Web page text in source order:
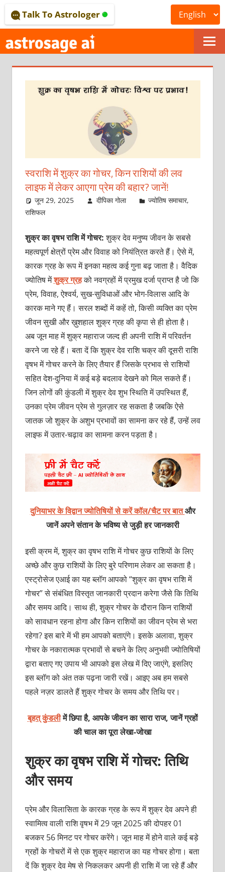
to
content
ONLINE
ASTROLOGICAL
JOURNAL
–
ASTROSAGE
MAGAZINE
Talk To Astrologer
स्वराशि में शुक्र का गोचर, किन राशियों की लव
लाइफ में लेकर आएगा प्रेम की बहार? जानें!
जून 29, 2025 दीपिका गोला ज्योतिष समाचार,
राशिफल
शुक्र का वृषभ राशि में गोचर:शुक्र देव मनुष्य जीवन के सबसे
महत्वपूर्ण क्षेत्रों प्रेम और विवाह को नियंत्रित करते हैं। ऐसे में,
कारक ग्रह के रूप में इनका महत्व कई गुना बढ़ जाता है। वैदिक
ज्योतिष मेंशुक्र ग्रहको नवग्रहों में प्रमुख दर्जा प्राप्त है जो कि
प्रेम, विवाह, ऐश्वर्य, सुख-सुविधाओं और भोग-विलास आदि के
कारक माने गए हैं। सरल शब्दों में कहें तो, किसीव्यक्ति का प्रेम
जीवन सुखी और ख़ुशहाल शुक्र ग्रह की कृपा से ही होता है।
अब जून माह में शुक्र महाराज जल्द ही अपनी राशि में परिवर्तन
करने जा रहे हैं। बता दें कि शुक्र देव राशि चक्र की दूसरी राशि
वृषभ में गोचर करने के लिए तैयार हैं जिसके प्रभाव से राशियों
सहित देश-दुनिया में कई बड़े बदलाव देखने को मिल सकते हैं।
जिन लोगों की कुंडली में शुक्र देव शुभ स्थिति में उपस्थित हैं,
उनका प्रेम जीवन प्रेम से गुलज़ार रह सकता है जबकि ऐसे
जातक जो शुक्र के अशुभ प्रभावों का सामना कर रहे हैं, उन्हें लव
लाइफ में उतार-चढ़ाव का सामना करन पड़ता है।
दुनियाभर के विद्वान ज्योतिषियों से करें कॉल/चैट पर बातऔर
जानें अपने संतान के भविष्य से जुड़ी हर जानकारी
इसी क्रम में, शुक्र का वृषभ राशि में गोचर कुछ राशियों के लिए
अच्छे और कुछ राशियों के लिए बुरे परिणाम लेकर आ सकता है।
एस्ट्रोसेज एआई का यह ब्लॉग आपको “शुक्र का वृषभ राशि में
गोचर” से संबंधित विस्तृत जानकारी प्रदान करेगा जैसे कि तिथि
और समय आदि। साथ ही, शुक्र गोचर के दौरान किन राशियों
को सावधान रहना होगा और किन राशियों का जीवन प्रेम से भरा
रहेगा? इस बारे में भी हम आपको बताएंगे। इसके अलावा, शुक्र
गोचर के नकारात्मक प्रभावों से बचने के लिए अनुभवी ज्योतिषियों
द्वारा बताए गए उपाय भी आपको इस लेख में दिए जाएंगे, इसलिए
इस ब्लॉग को अंत तक पढ़ना जारी रखें। आइए अब हम सबसे
पहले नज़र डालते हैं शुक्र गोचर के समय और तिथि पर।
बृहत् कुंडलीमें छिपा है, आपके जीवन का सारा राज, जानें ग्रहों
की चाल का पूरा लेखा-जोखा
शुक्र का वृषभ राशि में गोचर: तिथि
और समय
प्रेम और विलासिता के कारक ग्रह के रूप में शुक्र देव अपने ही
स्वामित्व वाली राशि वृषभ में 29 जून 2025 की दोपहर 01
बजकर 56 मिनट पर गोचर करेंगे। जून माह में होने वाले कई बड़े
ग्रहों के गोचरों में से एक शुक्र महाराज का यह गोचर होगा। बता
दें कि शुक्र देव मेष से निकलकर अपनी ही राशि में जा रहे हैं और